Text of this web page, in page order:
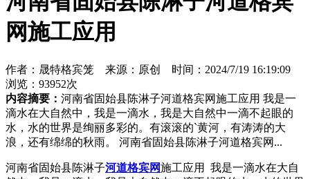
网施工应用
作者：晟特格宾笼 来源：原创 时间：2024/7/19 16:19:09
浏览：93952次
内容摘要： 河南省固始县陈淋子河道格宾网施工应用 我是一
滴水在大自然中，我是一滴水，我是大自然中一滴不起眼的
水，水的世界是绚丽多彩的。有滚滚的`黄河，有涛涛的大
浪，还有绵绵的秋雨。 河南省固始县陈淋子河道格宾网...
河南省固始县陈淋子河道格宾网施工应用 我是一滴水在大自